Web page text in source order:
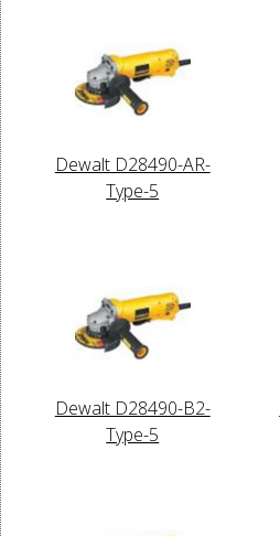
Dewalt D28490-AR-
Type-5
Dewalt D28490-B2-
Type-5